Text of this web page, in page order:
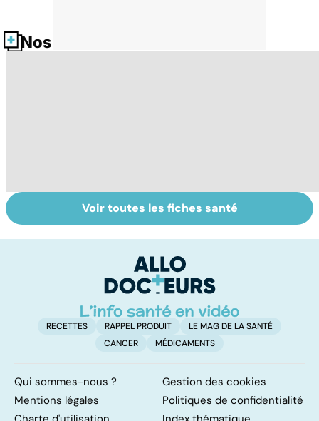
Nos fiches santé
Gynéco : un suivi
pour la vie
Cancer du sein :
toutes
Voir toutes les fiches santé
RECETTES RAPPEL PRODUIT
LE MAG DE LA SANTÉ
CANCER
MÉDICAMENTS
Qui sommes-nous ?
Gestion des cookies
Mentions légales
Politiques de confidentialité